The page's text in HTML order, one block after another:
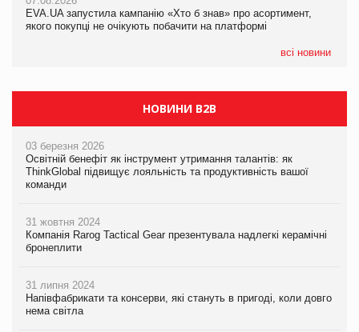
EVA.UA запустила кампанію «Хто б знав» про асортимент,
якого покупці не очікують побачити на платформі
всі новини
НОВИНИ B2B
03 березня 2026
Освітній бенефіт як інструмент утримання талантів: як
ThinkGlobal підвищує лояльність та продуктивність вашої
команди
31 жовтня 2024
Компанія Rarog Tactical Gear презентувала надлегкі керамічні
бронеплити
31 липня 2024
Напівфабрикати та консерви, які стануть в пригоді, коли довго
нема світла